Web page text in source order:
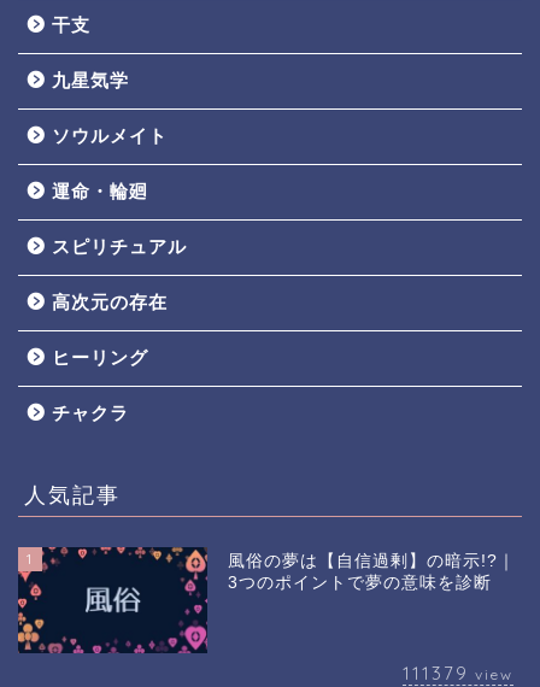
干支
九星気学
ソウルメイト
運命・輪廻
スピリチュアル
高次元の存在
ヒーリング
チャクラ
人気記事
1
風俗の夢は【自信過剰】の暗示!?｜
3つのポイントで夢の意味を診断
111379 view